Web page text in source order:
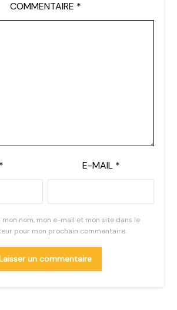
COMMENTAIRE *
* E-MAIL *
nom, mon e-mail et mon site dans le
pour mon prochain commentaire.